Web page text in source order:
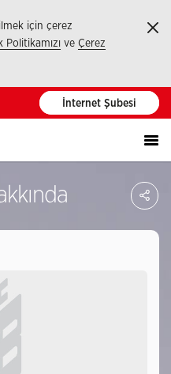
için çerez
Politikamızı ve Çerez
İnternet Şubesi